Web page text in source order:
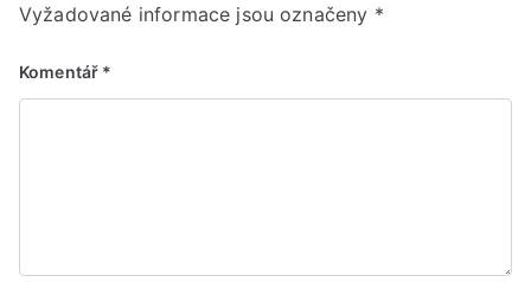
Vyžadované informace jsou označeny *
Komentář *